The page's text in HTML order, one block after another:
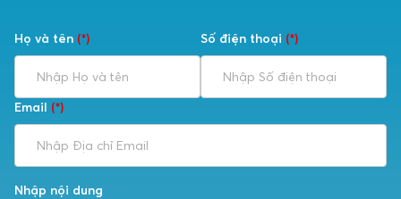
Họ và tên (*) Số điện thoại (*)
Email (*)
Nhập nội dung